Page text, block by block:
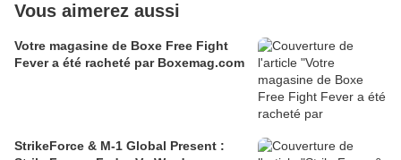
Vous aimerez aussi
Votre magasine de Boxe Free Fight
Fever a été racheté par Boxemag.com
StrikeForce & M-1 Global Present :